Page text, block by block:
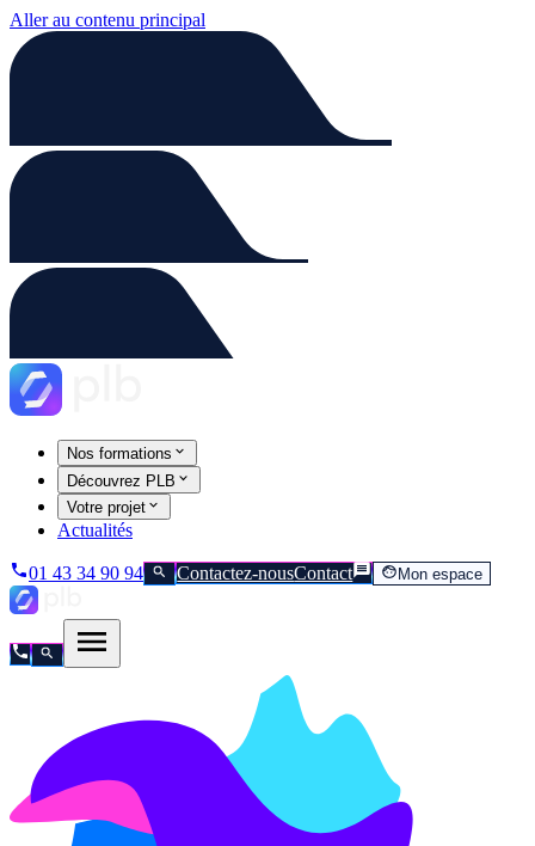
Aller au contenu principal
Nos formations
Découvrez PLB
Votre projet
Actualités
01 43 34 90 94 Contactez-nousContact Mon espace